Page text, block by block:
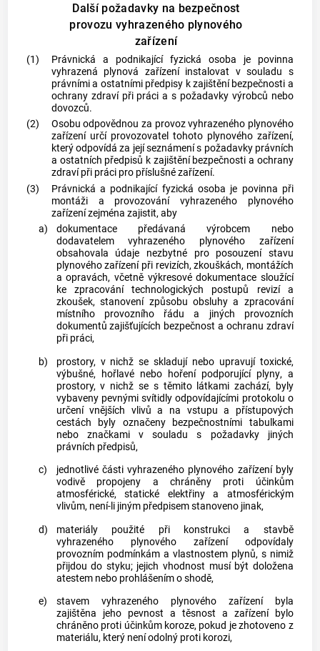
Další požadavky na bezpečnost
provozu vyhrazeného plynového
zařízení
(1)
Právnická a podnikající fyzická osoba je povinna
vyhrazená plynová zařízení instalovat v souladu s
právními a ostatními předpisy k zajištění bezpečnosti a
ochrany zdraví při práci a s požadavky výrobců nebo
dovozců.
(2)
Osobu odpovědnou za provoz vyhrazeného plynového
zařízení určí provozovatel tohoto plynového zařízení,
který odpovídá za její seznámení s požadavky právních
a ostatních předpisů k zajištění bezpečnosti a ochrany
zdraví při práci pro příslušné zařízení.
(3)
Právnická a podnikající fyzická osoba je povinna při
montážia provozování vyhrazeného plynového
zařízení zejména zajistit, aby
a)
dokumentace předávaná výrobcem nebo
dodavatelem vyhrazeného plynového zařízení
obsahovala údaje nezbytné pro posouzení stavu
plynového zařízení při revizích, zkouškách, montážích
aopravách, včetně výkresové dokumentace sloužící
ke zpracování technologických postupů revizía
zkoušek, stanovení způsobu obsluhy a zpracování
místního provozního řádu a jiných provozních
dokumentů zajišťujících bezpečnost a ochranu zdraví
při práci,
b)
prostory, v nichž se skladují nebo upravují toxické,
výbušné, hořlavé nebo hoření podporující plyny, a
prostory, v nichž se s těmito látkami zachází, byly
vybaveny pevnými svítidly odpovídajícími protokolu o
určení vnějších vlivů a na vstupu a přístupových
cestách byly označeny bezpečnostními tabulkami
nebo značkami v souladu s požadavky jiných
právních předpisů,
c)
jednotlivé části vyhrazeného plynového zařízení byly
vodivě propojeny a chráněny proti účinkům
atmosférické, statické elektřiny a atmosférickým
vlivům, není-li jiným předpisem stanoveno jinak,
d)
materiály použité při konstrukci a stavbě
vyhrazeného plynového zařízení odpovídaly
provozním podmínkám a vlastnostem plynů, s nimiž
přijdou do styku; jejich vhodnost musí být doložena
atestem nebo prohlášením o shodě,
e)
stavem vyhrazeného plynového zařízení byla
zajištěna jeho pevnost a těsnost a zařízení bylo
chráněno proti účinkům koroze, pokud je zhotoveno z
materiálu, který není odolný proti korozi,